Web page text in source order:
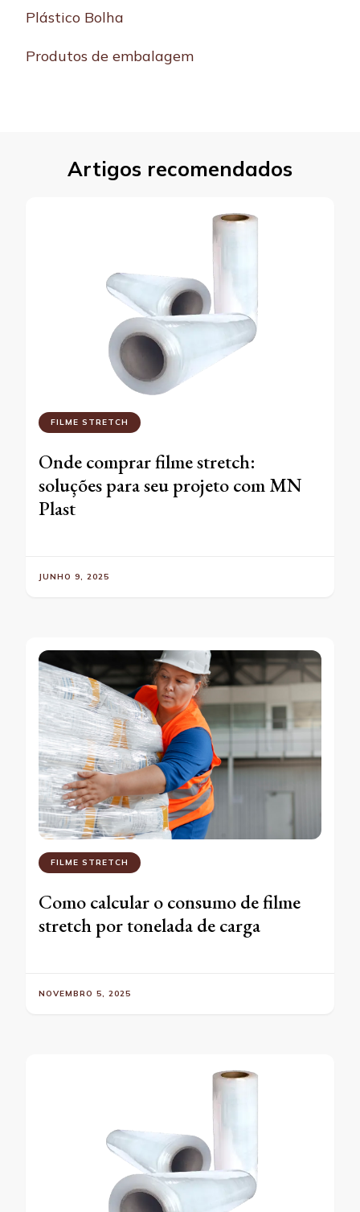
Plástico Bolha
Produtos de embalagem
Artigos recomendados
FILME STRETCH
Onde comprar filme stretch:
soluções para seu projeto com MN
Plast
JUNHO 9, 2025
FILME STRETCH
Como calcular o consumo de filme
stretch por tonelada de carga
NOVEMBRO 5, 2025